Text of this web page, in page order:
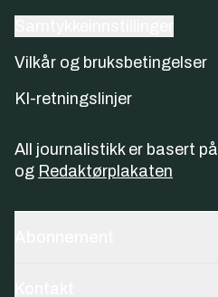
Vilkår og bruksbetingelser
KI-retningslinjer
All journalistikk er basert på
og Redaktørplakaten